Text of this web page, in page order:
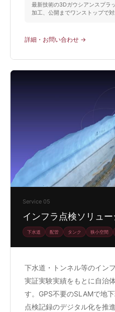
最新技術の3Dガウシアンスプラ
加工、公開までワンストップで
詳細・お問い合わせ →
Service 05
インフラ点検ソリュ
下水道 配管 タンク 狭小空間
下水道・トンネル等のイン
実証実験実績をもとに自治
す。GPS不要のSLAMで地
点検記録のデジタル化を推進